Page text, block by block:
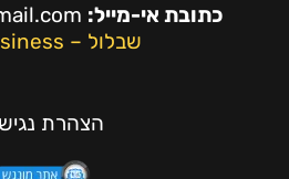
כתובת אי-מייל:
שבלול – my business
הצהרת